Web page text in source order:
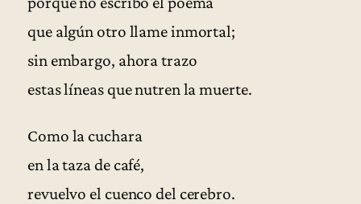
que algún otro llame inmortal;
sin embargo, ahora trazo
estas líneas que nutren la muerte.
Como la cuchara
en la taza de café,
revuelvo el cuenco del cerebro.